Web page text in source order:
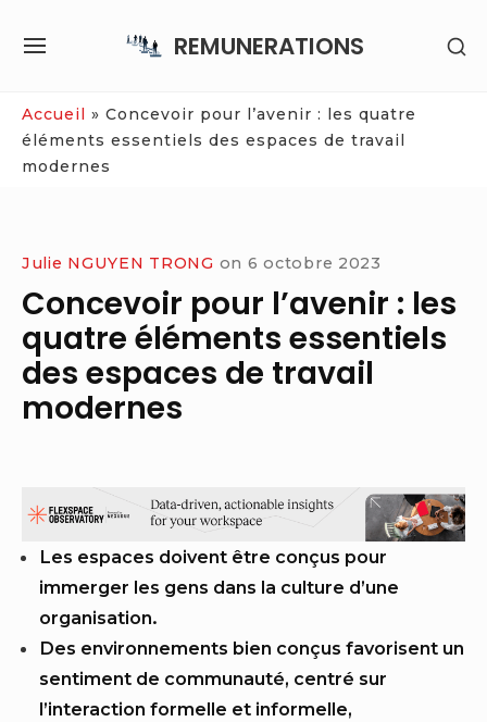
REMUNERATIONS
SITE
Accueil » Concevoir pour l’avenir : les quatre
éléments essentiels des espaces de travail
modernes
Julie NGUYEN TRONG on 6 octobre 2023
Concevoir pour l’avenir : les
quatre éléments essentiels
des espaces de travail
modernes
Les espaces doivent être conçus pour
immerger les gens dans la culture d’une
organisation.
Des environnements bien conçus favorisent un
sentiment de communauté, centré sur
l’interaction formelle et informelle,